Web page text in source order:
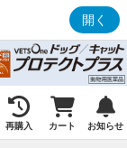
開く
再購入 カート お知らせ